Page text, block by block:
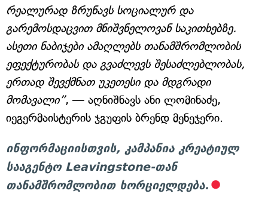
რეალურად ზრუნავს სოციალურ და
გარემოსდაცვით მნიშვნელოვან საკითხებზე.
ასეთი ნაბიჯები ამაღლებს თანამშრომლობის
ეფექტურობას და გვაძლევს შესაძლებლობას,
ერთად შევქმნათ უკეთესი და მდგრადი
მომავალი”, — აღნიშნავს ანი ლომინაძე,
იეგერმაისტერის ჯგუფის ბრენდ მენეჯერი.
ინფორმაციისთვის, კამპანია კრეატიულ
სააგენტო Leavingstone-თან
თანამშრომლობით ხორციელდება.